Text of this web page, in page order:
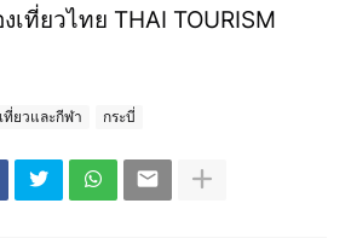
ที่ยวไทย THAI TOURISM
ที่ยวและกีฬา กระบี่